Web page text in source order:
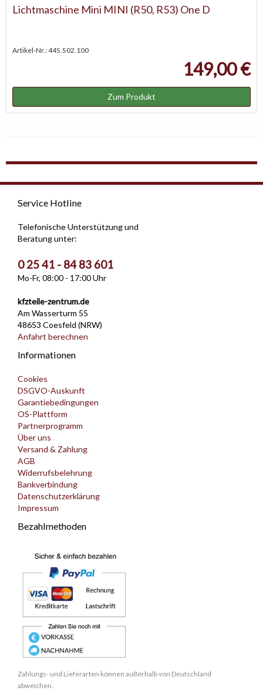
Lichtmaschine Mini MINI (R50, R53) One D
Artikel-Nr.: 445.502.100
149,00 €
Zum Produkt
Service Hotline
Telefonische Unterstützung und
Beratung unter:
0 25 41 - 84 83 601
Mo-Fr, 08:00 - 17:00 Uhr
kfzteile-zentrum.de
Am Wasserturm 55
48653 Coesfeld (NRW)
Anfahrt berechnen
Informationen
Cookies
DSGVO-Auskunft
Garantiebedingungen
OS-Plattform
Partnerprogramm
Über uns
Versand & Zahlung
AGB
Widerrufsbelehrung
Bankverbindung
Datenschutzerklärung
Impressum
Bezahlmethoden
Zahlungs- und Lieferarten können außerhalb von Deutschland
abweichen.